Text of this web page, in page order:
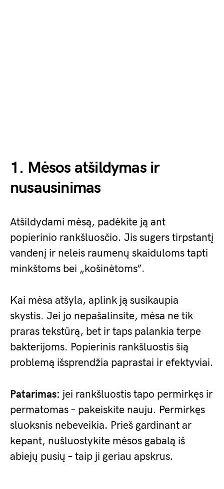
1. Mėsos atšildymas ir
nusausinimas
Atšildydami mėsą, padėkite ją ant
popierinio rankšluosčio. Jis sugers tirpstantį
vandenį ir neleis raumenų skaiduloms tapti
minkštoms bei „košinėtoms”.
Kai mėsa atšyla, aplink ją susikaupia
skystis. Jei jo nepašalinsite, mėsa ne tik
praras tekstūrą, bet ir taps palankia terpe
bakterijoms. Popierinis rankšluostis šią
problemą išsprendžia paprastai ir efektyviai.
Patarimas: jei rankšluostis tapo permirkęs ir
permatomas – pakeiskite nauju. Permirkęs
sluoksnis nebeveikia. Prieš gardinant ar
kepant, nušluostykite mėsos gabalą iš
abiejų pusių – taip ji geriau apskrus.